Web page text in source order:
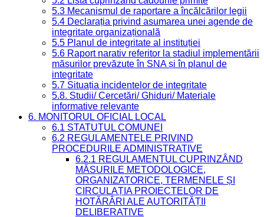
5.3 Mecanismul de raportare a încălcărilor legii
5.4 Declarația privind asumarea unei agende de
integritate organizațională
5.5 Planul de integritate al instituției
5.6 Raport narativ referitor la stadiul implementării
măsurilor prevăzute în SNA și în planul de
integritate
5.7 Situația incidentelor de integritate
5.8. Studii/ Cercetări/ Ghiduri/ Materiale
informative relevante
6. MONITORUL OFICIAL LOCAL
6.1 STATUTUL COMUNEI
6.2 REGULAMENTELE PRIVIND
PROCEDURILE ADMINISTRATIVE
6.2.1 REGULAMENTUL CUPRINZÂND
MĂSURILE METODOLOGICE,
ORGANIZATORICE, TERMENELE ȘI
CIRCULAȚIA PROIECTELOR DE
HOTĂRÂRI ALE AUTORITĂȚII
DELIBERATIVE